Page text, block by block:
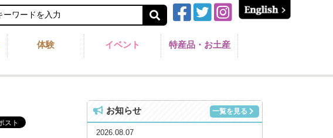
体験 イベント 特産品・お土産
お知らせ 一覧を見る
2026.08.07